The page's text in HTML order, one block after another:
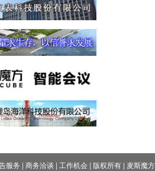
服务 | 商务洽谈 | 工作机会| 版权所有| 麦斯魔方